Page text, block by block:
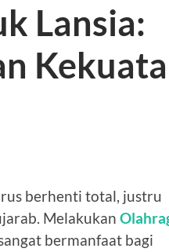
Lansia:
berhenti total, justru
Melakukan
bermanfaat bagi